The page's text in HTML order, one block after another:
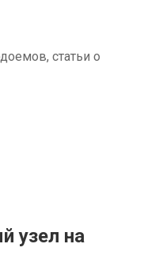
статьи о
узел на